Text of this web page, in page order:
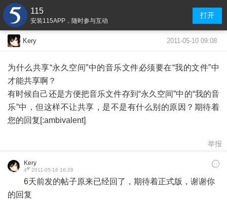
115
安装115APP，随时参与互动
打开
Kery 2011-05-10 09:08
为什么共享“永久空间”中的音乐文件必须要在“我的文件”中
才能共享啊？
有时候自己还是方便把音乐文件存到“永久空间”中的“我的音
乐”中，但这样不让共享，是不是有什么别的原因？期待着
您的回复[:ambivalent]
举报
Kery
4# 2011-05-16 16:28
6天前发的帖子原来已经回了，期待着正式版，谢谢你
的回复